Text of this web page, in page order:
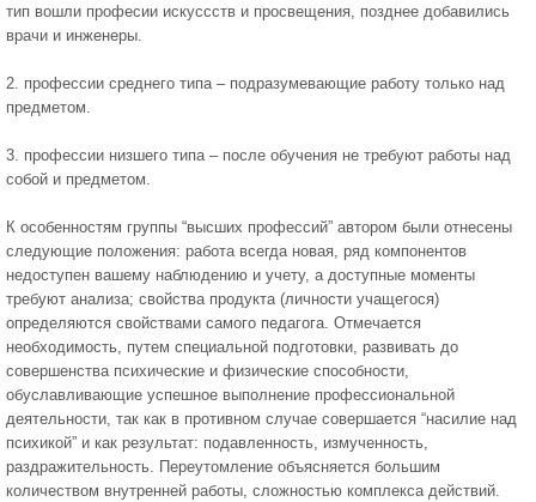
тип вошли професии искуссств и просвещения, позднее добавились
врачи и инженеры.
2. профессии среднего типа – подразумевающие работу только над
предметом.
3. профессии низшего типа – после обучения не требуют работы над
собой и предметом.
К особенностям группы “высших профессий” автором были отнесены
следующие положения: работа всегда новая, ряд компонентов
недоступен вашему наблюдению и учету, а доступные моменты
требуют анализа; свойства продукта (личности учащегося)
определяются свойствами самого педагога. Отмечается
необходимость, путем специальной подготовки, развивать до
совершенства психические и физические способности,
обуславливающие успешное выполнение профессиональной
деятельности, так как в противном случае совершается “насилие над
психикой” и как результат: подавленность, измученность,
раздражительность. Переутомление объясняется большим
количеством внутренней работы, сложностью комплекса действий.